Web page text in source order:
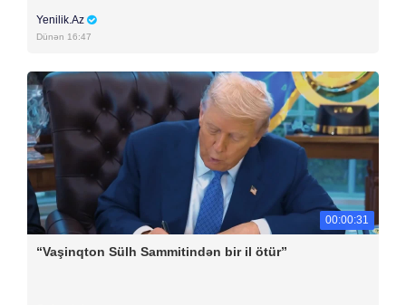
Yenilik.Az
Dünən 16:47
00:00:31
“Vaşinqton Sülh Sammitindən bir il ötür”